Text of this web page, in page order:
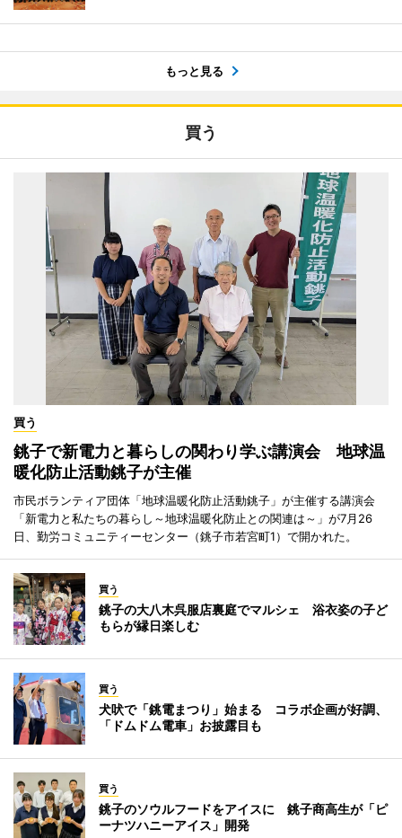
もっと見る
買う
買う
銚子で新電力と暮らしの関わり学ぶ講演会 地球温
暖化防止活動銚子が主催
市民ボランティア団体「地球温暖化防止活動銚子」が主催する講演会
「新電力と私たちの暮らし～地球温暖化防止との関連は～」が7月26
日、勤労コミュニティーセンター（銚子市若宮町1）で開かれた。
買う
銚子の大八木呉服店裏庭でマルシェ 浴衣姿の子ど
もらが縁日楽しむ
買う
犬吠で「銚電まつり」始まる コラボ企画が好調、
「ドムドム電車」お披露目も
買う
銚子のソウルフードをアイスに 銚子商高生が「ピ
ーナツハニーアイス」開発